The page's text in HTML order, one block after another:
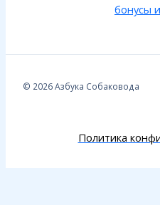
бонусы
© 2026 Азбука Собаковода
Политика